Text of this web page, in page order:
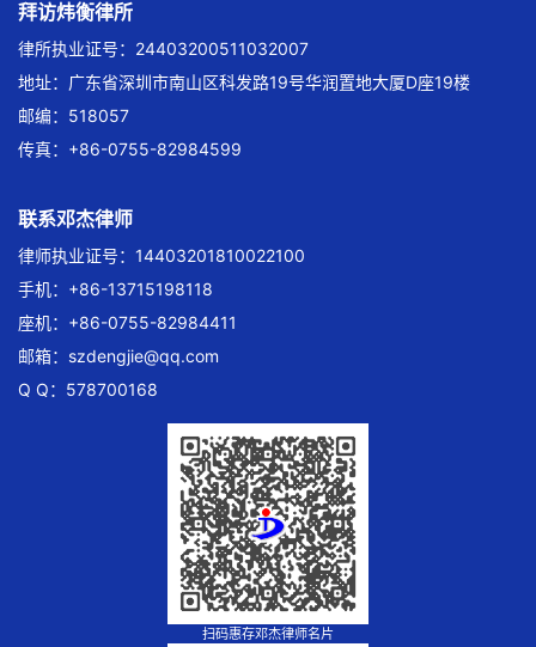
拜访炜衡律所
律所执业证号：24403200511032007
地址：广东省深圳市南山区科发路19号华润置地大厦D座19楼
邮编：518057
传真：+86-0755-82984599
联系邓杰律师
律师执业证号：14403201810022100
手机：+86-13715198118
座机：+86-0755-82984411
邮箱： szdengjie@qq.com
Q Q：578700168
扫码惠存邓杰律师名片